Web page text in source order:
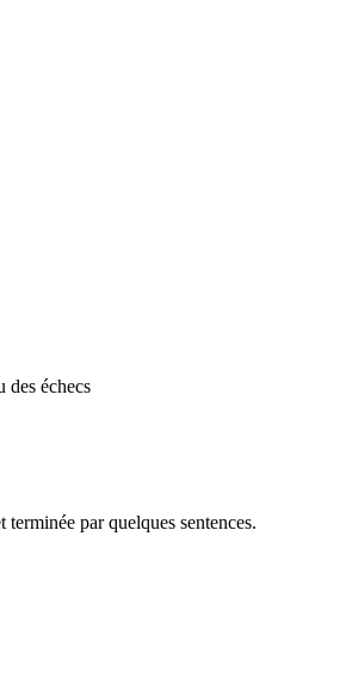
des échecs
terminée par quelques sentences.